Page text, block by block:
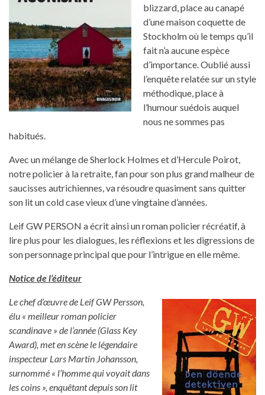
blizzard, place au canapé
d’une maison coquette de
Stockholm où le temps qu’il
fait n’a aucune espèce
d’importance. Oublié aussi
l’enquête relatée sur un style
méthodique, place à
l’humour suédois auquel
nous ne sommes pas
habitués.
Avec un mélange de Sherlock Holmes et d’Hercule Poirot,
notre policier à la retraite, fan pour son plus grand malheur de
saucisses autrichiennes, va résoudre quasiment sans quitter
son lit un cold case vieux d’une vingtaine d’années.
Leif GW PERSON a écrit ainsi un roman policier récréatif, à
lire plus pour les dialogues, les réflexions et les digressions de
son personnage principal que pour l’intrigue en elle même.
Notice de l’éditeur
Le chef d’œuvre de Leif GW Persson,
élu « meilleur roman policier
scandinave » de l’année (Glass Key
Award), met en scène le légendaire
inspecteur Lars Martin Johansson,
surnommé « l’homme qui voyait dans
les coins », enquêtant depuis son lit